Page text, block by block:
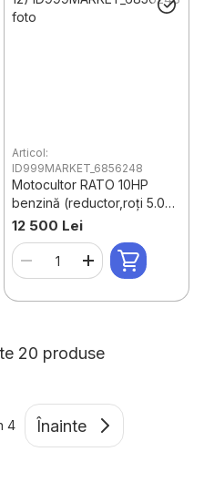
Articol:
ID999MARKET_6856248
Motocultor RATO 10HP
benzină (reductor,roți 5.00-
12)
12 500 Lei
20 produse
4 Înainte